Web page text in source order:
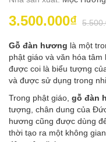
3.500.000₫
Gỗ đàn hương là một
phật giáo và văn hóa
được coi là biểu tượng
và được sử dụng trong
Trong phật giáo, gỗ đàn
tượng, chân dung của
hương cũng được dùng
thời tạo ra một không